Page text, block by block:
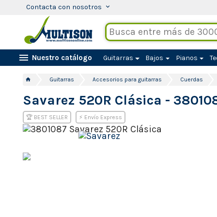
Contacta con nosotros keyboard_arrow_down
menu Nuestro catálogo Guitarras Bajos Pianos
home Guitarras Accesorios para guitarras Cuerdas
Savarez 520R Clásica -
🏆 BEST SELLER ⚡ Envío Express